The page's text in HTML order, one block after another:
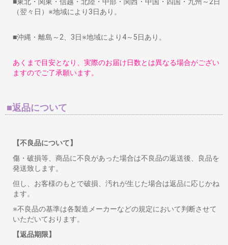
（翌々日）※地域により3日あり。
■沖縄・離島～2、3日※地域により4～5日あり。
あくまで目安となり、実際のお届け日数とは異なる場合がござい
ますのでご了承願います。
■返品について
【不良品について】
傷・破損等、商品に不良があった場合は不良品の返送後、良品を
発送致します。
但し、お客様のもとで破損、汚れが生じた場合は返品に応じかね
ます。
※不良品の基準は各製造メーカーなどの規定において判断させて
いただいております。
【返品期限】